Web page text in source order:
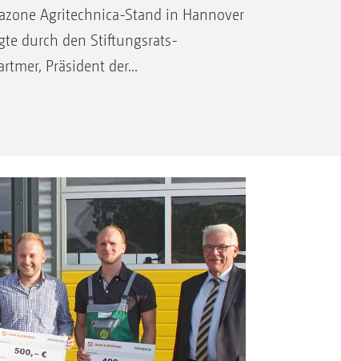
Agritechnica-Stand in Hannover
durch den Stiftungsrats-
Präsident der...